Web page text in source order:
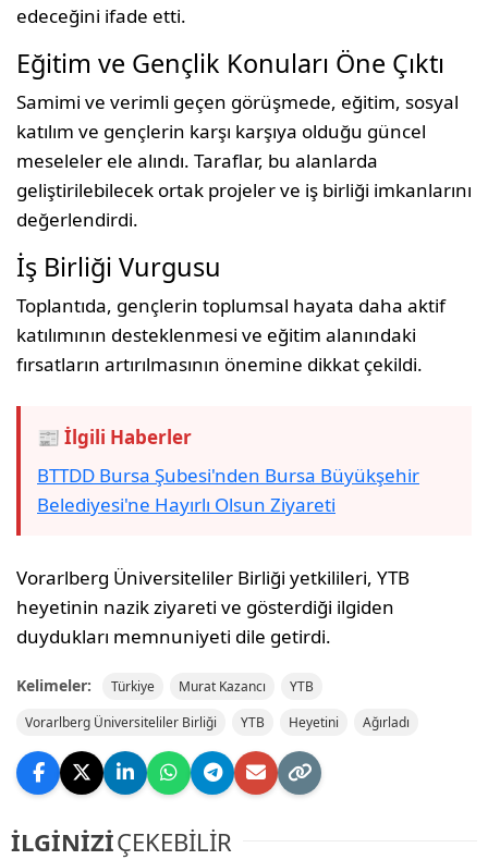
edeceğini ifade etti.
Eğitim ve Gençlik Konuları Öne Çıktı
Samimi ve verimli geçen görüşmede, eğitim, sosyal
katılım ve gençlerin karşı karşıya olduğu güncel
meseleler ele alındı. Taraflar, bu alanlarda
geliştirilebilecek ortak projeler ve iş birliği imkanlarını
değerlendirdi.
İş Birliği Vurgusu
Toplantıda, gençlerin toplumsal hayata daha aktif
katılımının desteklenmesi ve eğitim alanındaki
fırsatların artırılmasının önemine dikkat çekildi.
📰 İlgili Haberler
BTTDD Bursa Şubesi'nden Bursa Büyükşehir
Belediyesi'ne Hayırlı Olsun Ziyareti
Vorarlberg Üniversiteliler Birliği yetkilileri, YTB
heyetinin nazik ziyareti ve gösterdiği ilgiden
duydukları memnuniyeti dile getirdi.
Kelimeler: Türkiye Murat Kazancı
YTB
Vorarlberg Üniversiteliler Birliği
YTB Heyetini Ağırladı
İLGİNİZİÇEKEBİLİR